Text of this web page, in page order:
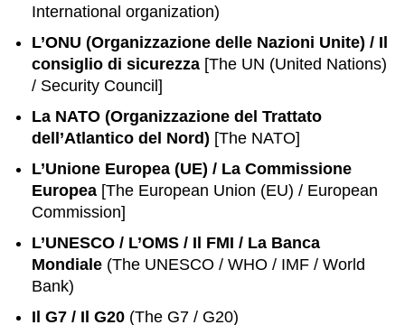
International organization)
L’ONU (Organizzazione delle Nazioni Unite) / Il
consiglio di sicurezza [The UN (United Nations)
/ Security Council]
La NATO (Organizzazione del Trattato
dell’Atlantico del Nord) [The NATO]
L’Unione Europea (UE) / La Commissione
Europea [The European Union (EU) / European
Commission]
L’UNESCO / L’OMS / Il FMI / La Banca
Mondiale (The UNESCO / WHO / IMF / World
Bank)
Il G7 / Il G20 (The G7 / G20)